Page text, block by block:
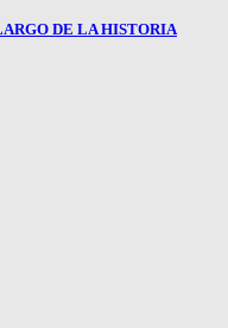
DE LA HISTORIA